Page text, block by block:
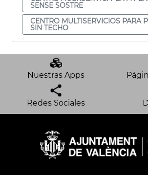
SENSE SOSTRE
CENTRO MULTISERVICIOS PARA
SIN TECHO
Nuestras Apps
Redes Sociales